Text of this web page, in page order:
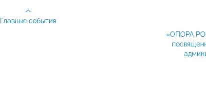
«ОПОРА
Главные события